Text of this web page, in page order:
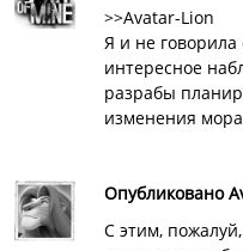
>>Avatar-Lion
Я и не говорила
интересное
разрабы
изменения
Опубликовано
С этим,